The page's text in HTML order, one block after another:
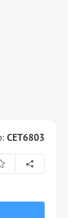
CET6803